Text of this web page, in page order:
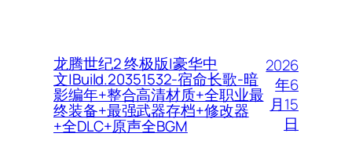
龙腾世纪2 终极版|豪华中
文|Build.20351532-宿命长歌-暗
影编年+整合高清材质+全职业最
终装备+最强武器存档+修改器
+全DLC+原声全BGM
2026
年6
月15
日